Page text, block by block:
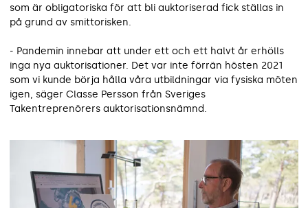
som är obligatoriska för att bli auktoriserad fick ställas in
på grund av smittorisken.
- Pandemin innebar att under ett och ett halvt år erhölls
inga nya auktorisationer. Det var inte förrän hösten 2021
som vi kunde börja hålla våra utbildningar via fysiska möten
igen, säger Classe Persson från Sveriges
Takentreprenörers auktorisationsnämnd.